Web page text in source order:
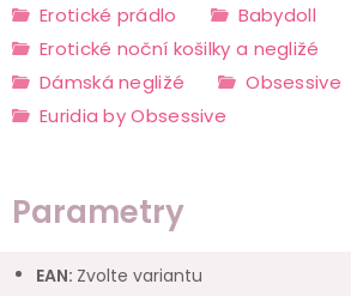
Erotické prádlo
Babydoll
Erotické noční košilky a negližé
Dámská negližé
Obsessive
Euridia by Obsessive
Parametry
EAN: Zvolte variantu